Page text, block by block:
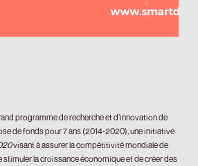
programme de recherche et d’innovation de
de fonds pour 7 ans (2014-2020), une initiative
visant à assurer la compétitivité mondiale de
stimuler la croissance économique et de créer des